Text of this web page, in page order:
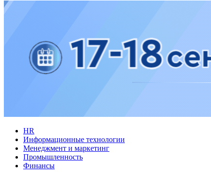
HR
Информационные технологии
Менеджмент и маркетинг
Промышленность
Финансы